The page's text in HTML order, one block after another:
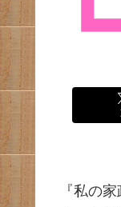
『私の